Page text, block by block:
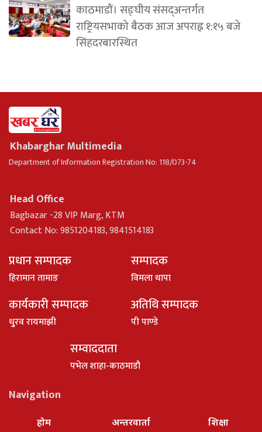
काठमाडौं। सङ्घीय संसद्अन्तर्गत
राष्ट्रियसभाको बैठक आज अपराह्न १:१५ बजे
सिंहदरबारस्थित
Khabarghar Multimedia
Department of Information Registration No: 118/073-74
Head Office
Bagbazar -28 VIP Marg, KTM
Contact No: 9851204183, 9841514183
प्रधान सम्पादक
हिरामान तामाङ
सम्पादक
विमला थापा
कार्यकारी सम्पादक
धु्रव रायमाझी
अतिथि सम्पादक
पी पाण्डे
सम्वाददाता
पभेल शाहा-काठमाडौ
Navigation
होम अन्तरवार्ता शिक्षा